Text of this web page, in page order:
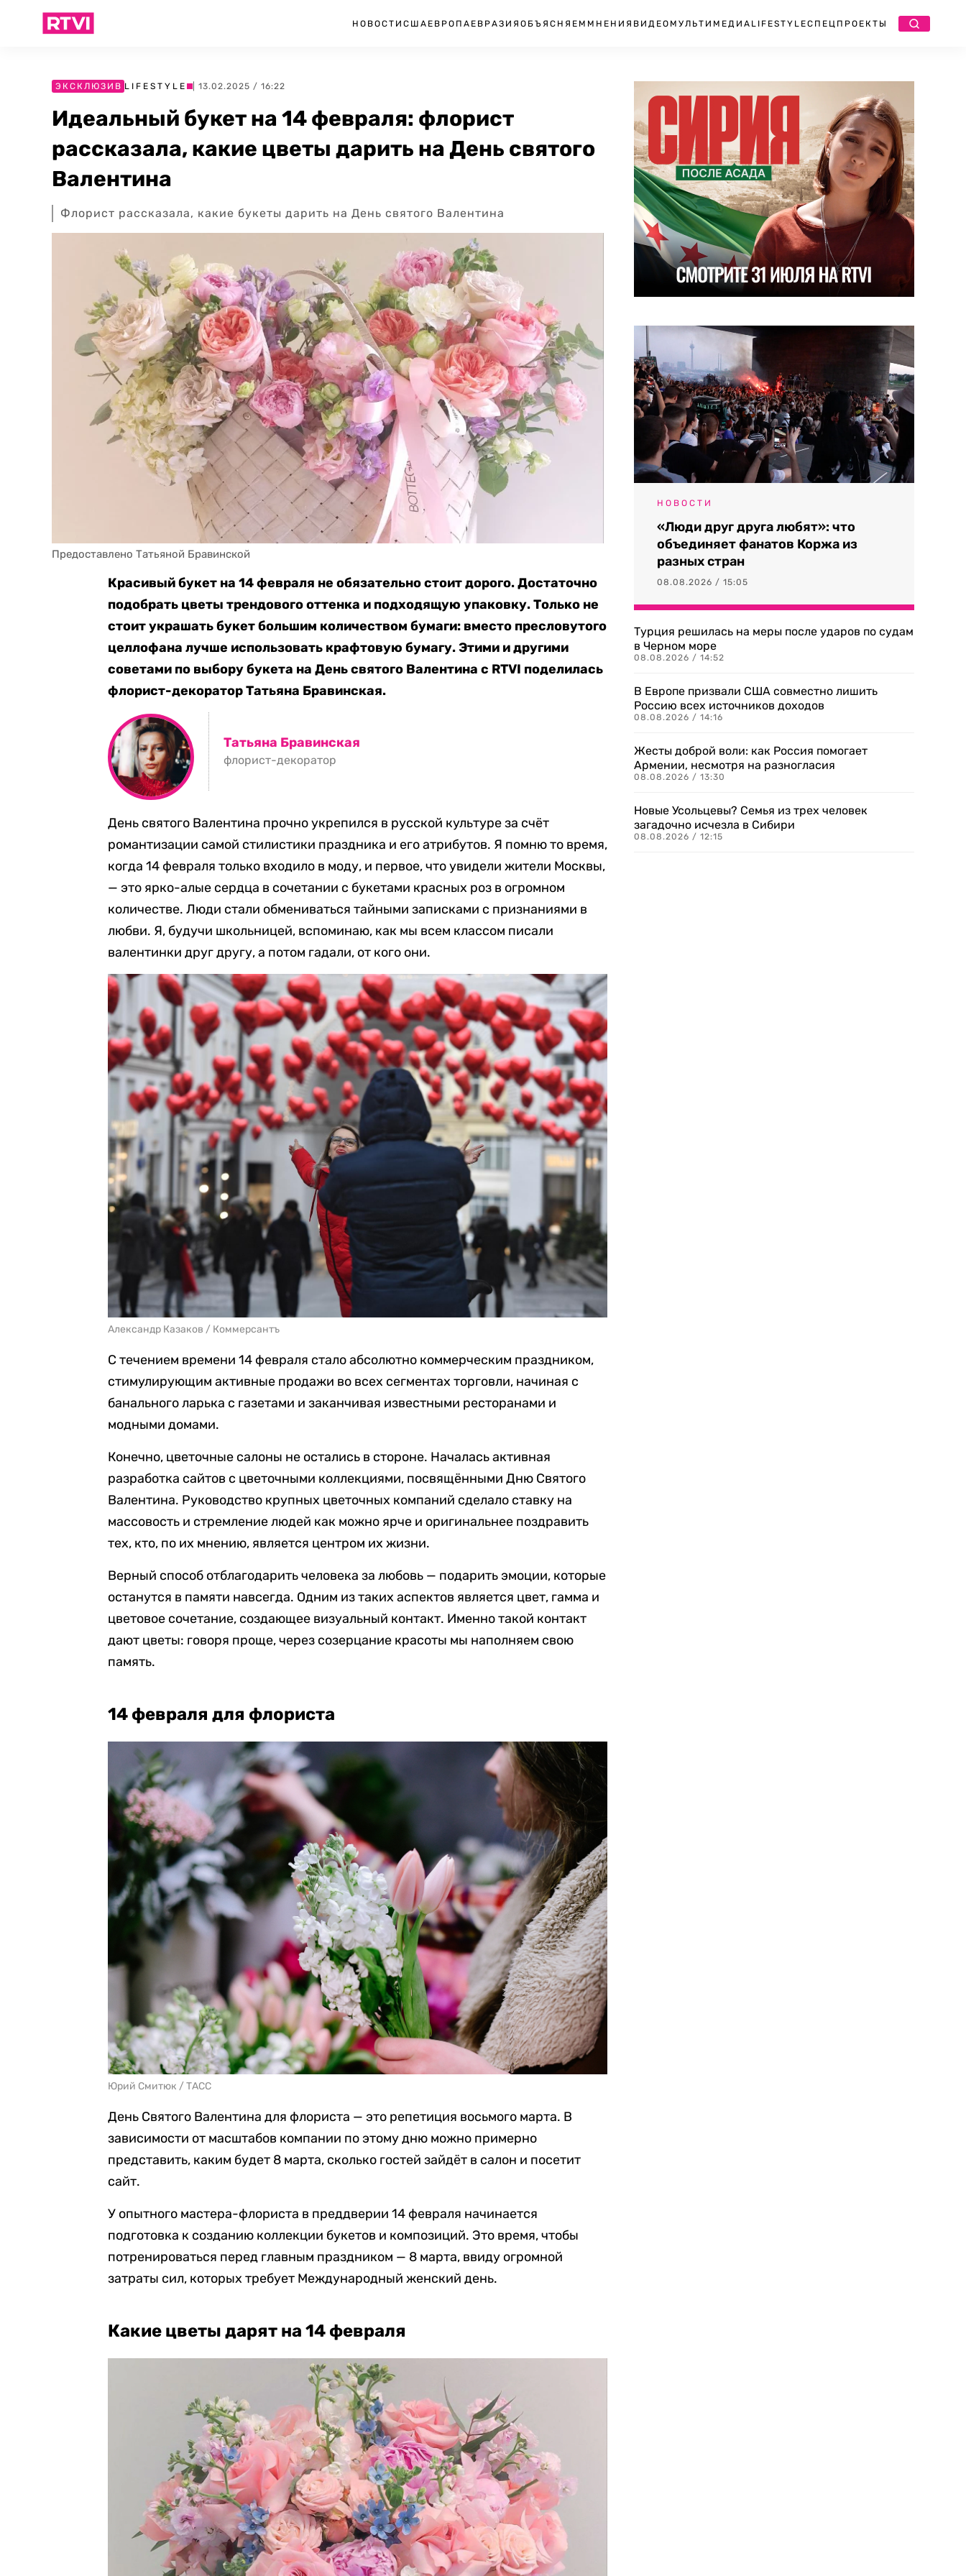
НОВОСТИ США ЕВРОПА ЕВРАЗИЯ ОБЪЯСНЯЕМ МНЕНИЯ ВИДЕО МУЛЬТИМЕДИА LIFESTYLEСПЕЦПРОЕКТЫ
ЭКСКЛЮЗИВ LIFESTYLE | 13.02.2025 / 16:22
Идеальный букет на 14 февраля: флорист
рассказала, какие цветы дарить на День святого
Валентина
Флорист рассказала, какие букеты дарить на День святого Валентина
Предоставлено Татьяной Бравинской
Красивый букет на 14 февраля не обязательно стоит дорого. Достаточно
подобрать цветы трендового оттенка и подходящую упаковку. Только не
стоит украшать букет большим количеством бумаги: вместо пресловутого
целлофана лучше использовать крафтовую бумагу. Этими и другими
советами по выбору букета на День святого Валентина с RTVI поделилась
флорист-декоратор Татьяна Бравинская.
Татьяна Бравинская
флорист-декоратор
День святого Валентина прочно укрепился в русской культуре за счёт
романтизации самой стилистики праздника и его атрибутов. Я помню то время,
когда 14 февраля только входило в моду, и первое, что увидели жители Москвы,
— это ярко-алые сердца в сочетании с букетами красных роз в огромном
количестве. Люди стали обмениваться тайными записками с признаниями в
любви. Я, будучи школьницей, вспоминаю, как мы всем классом писали
валентинки друг другу, а потом гадали, от кого они.
Александр Казаков / Коммерсантъ
С течением времени 14 февраля стало абсолютно коммерческим праздником,
стимулирующим активные продажи во всех сегментах торговли, начиная с
банального ларька с газетами и заканчивая известными ресторанами и
модными домами.
Конечно, цветочные салоны не остались в стороне. Началась активная
разработка сайтов с цветочными коллекциями, посвящёнными Дню Святого
Валентина. Руководство крупных цветочных компаний сделало ставку на
массовость и стремление людей как можно ярче и оригинальнее поздравить
тех, кто, по их мнению, является центром их жизни.
Верный способ отблагодарить человека за любовь — подарить эмоции, которые
останутся в памяти навсегда. Одним из таких аспектов является цвет, гамма и
цветовое сочетание, создающее визуальный контакт. Именно такой контакт
дают цветы: говоря проще, через созерцание красоты мы наполняем свою
память.
14 февраля для флориста
Юрий Смитюк / ТАСС
День Святого Валентина для флориста — это репетиция восьмого марта. В
зависимости от масштабов компании по этому дню можно примерно
представить, каким будет 8 марта, сколько гостей зайдёт в салон и посетит
сайт.
У опытного мастера-флориста в преддверии 14 февраля начинается
подготовка к созданию коллекции букетов и композиций. Это время, чтобы
потренироваться перед главным праздником — 8 марта, ввиду огромной
затраты сил, которых требует Международный женский день.
Какие цветы дарят на 14 февраля
НОВОСТИ
«Люди друг друга любят»: что
объединяет фанатов Коржа из
разных стран
08.08.2026 / 15:05
Турция решилась на меры после ударов по судам
в Черном море
08.08.2026 / 14:52
В Европе призвали США совместно лишить
Россию всех источников доходов
08.08.2026 / 14:16
Жесты доброй воли: как Россия помогает
Армении, несмотря на разногласия
08.08.2026 / 13:30
Новые Усольцевы? Семья из трех человек
загадочно исчезла в Сибири
08.08.2026 / 12:15